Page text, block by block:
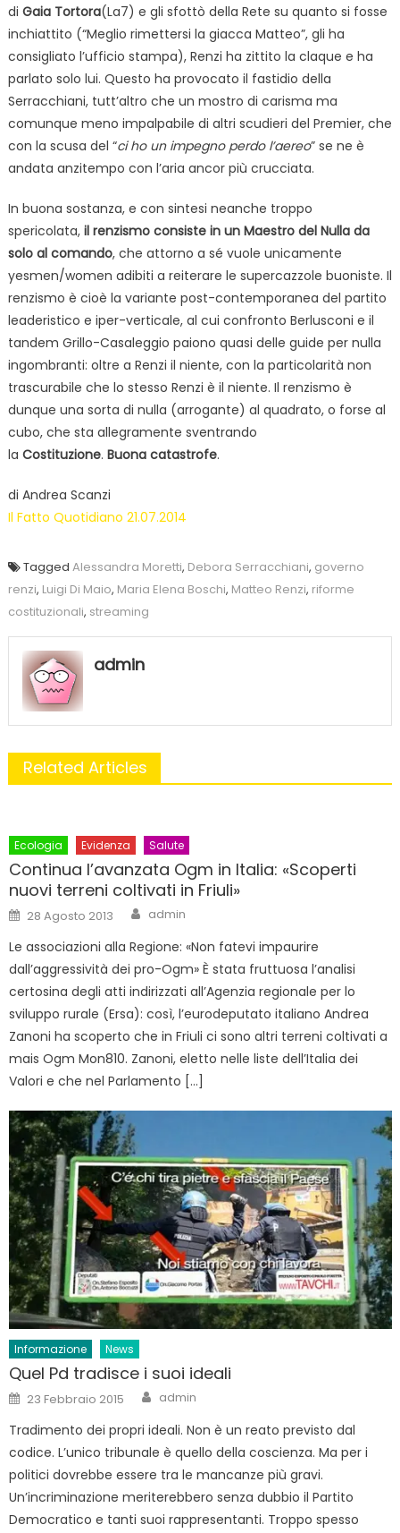
di Gaia Tortora(La7) e gli sfottò della Rete su quanto si fosse
inchiattito (“Meglio rimettersi la giacca Matteo”, gli ha
consigliato l’ufficio stampa), Renzi ha zittito la claque e ha
parlato solo lui. Questo ha provocato il fastidio della
Serracchiani, tutt’altro che un mostro di carisma ma
comunque meno impalpabile di altri scudieri del Premier, che
con la scusa del “ci ho un impegno perdo l’aereo” se ne è
andata anzitempo con l’aria ancor più crucciata.
In buona sostanza, e con sintesi neanche troppo
spericolata,il renzismo consiste in un Maestro del Nulla da
solo al comando, che attorno a sé vuole unicamente
yesmen/women adibiti a reiterare le supercazzole buoniste. Il
renzismo è cioè la variante post-contemporanea del partito
leaderistico e iper-verticale, al cui confronto Berlusconi e il
tandem Grillo-Casaleggio paiono quasi delle guide per nulla
ingombranti: oltre a Renzi il niente, con la particolarità non
trascurabile che lo stesso Renzi è il niente. Il renzismo è
dunque una sorta di nulla (arrogante) al quadrato, o forse al
cubo, che sta allegramente sventrando
la Costituzione. Buona catastrofe.
di Andrea Scanzi
Il Fatto Quotidiano 21.07.2014
Tagged Alessandra Moretti, Debora Serracchiani, governo
renzi, Luigi Di Maio, Maria Elena Boschi, Matteo Renzi, riforme
costituzionali, streaming
admin
Related Articles
Ecologia Evidenza Salute
Continua l’avanzata Ogm in Italia: «Scoperti
nuovi terreni coltivati in Friuli»
Posted
on
28 Agosto 2013 Author
admin
Le associazioni alla Regione: «Non fatevi impaurire
dall’aggressività dei pro-Ogm» È stata fruttuosa l’analisi
certosina degli atti indirizzati all’Agenzia regionale per lo
sviluppo rurale (Ersa): così, l’eurodeputato italiano Andrea
Zanoni ha scoperto che in Friuli ci sono altri terreni coltivati a
mais Ogm Mon810. Zanoni, eletto nelle liste dell’Italia dei
Valori e che nel Parlamento […]
Informazione News
Quel Pd tradisce i suoi ideali
Posted
on
23 Febbraio 2015 Author
admin
Tradimento dei propri ideali. Non è un reato previsto dal
codice. L’unico tribunale è quello della coscienza. Ma per i
politici dovrebbe essere tra le mancanze più gravi.
Un’incriminazione meriterebbero senza dubbio il Partito
Democratico e tanti suoi rappresentanti. Troppo spesso